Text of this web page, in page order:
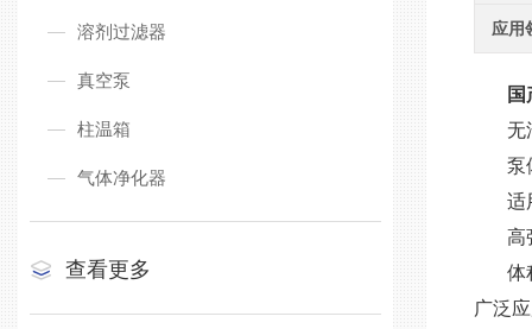
溶剂过滤器
真空泵
柱温箱
气体净化器
查看更多
应用
无
泵
适
高
体
广泛